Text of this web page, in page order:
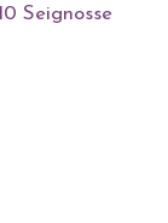
Seignosse